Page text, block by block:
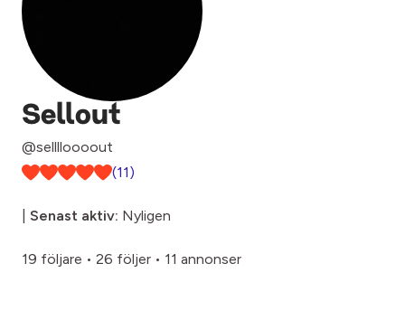
Sellout
@selllloooout
(11)
Senast aktiv: Nyligen
19 följare • 26 följer • 11 annonser